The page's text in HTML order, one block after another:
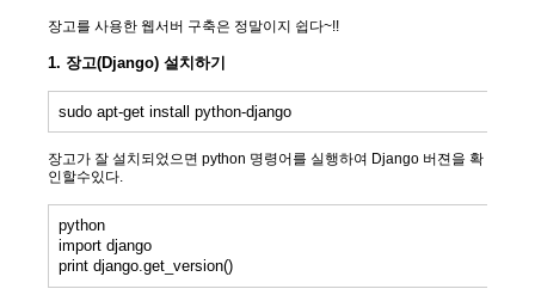
장고를 사용한 웹서버 구축은 정말이지 쉽다~!!
1. 장고(Django) 설치하기
sudo apt-get install python-django
장고가 잘 설치되었으면 python 명령어를 실행하여 Django 버젼을 확
인할수있다.
python
import django
print django.get_version()